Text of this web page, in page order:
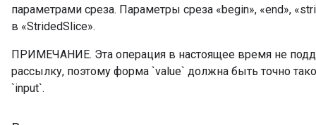
параметрами среза. Параметры среза «begin», «end»,
в «StridedSlice».
ПРИМЕЧАНИЕ. Эта операция в настоящее время не
рассылку, поэтому форма `value` должна быть точно
`input`.